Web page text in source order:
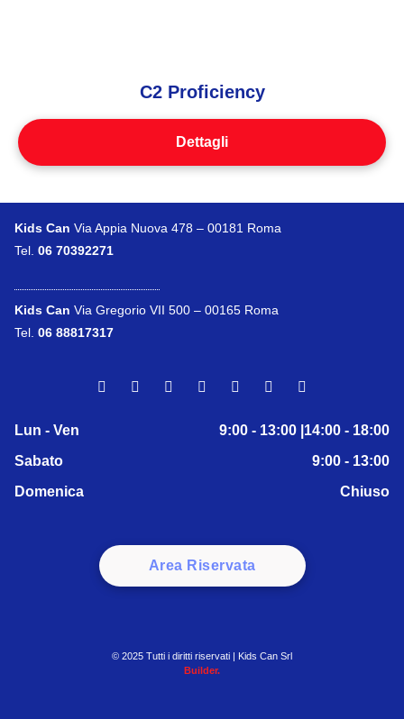
C2 Proficiency
Dettagli
Kids Can Via Appia Nuova 478 – 00181 Roma
Tel. 06 70392271
Kids Can Via Gregorio VII 500 – 00165 Roma
Tel. 06 88817317
Lun - Ven
9:00 - 13:00 |14:00 - 18:00
Sabato
9:00 - 13:00
Domenica
Chiuso
Area Riservata
© 2025 Tutti i diritti riservati | Kids Can Srl
Builder.